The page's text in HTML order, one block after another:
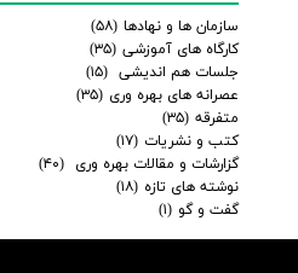
سازمان ها و نهادها (۵۸)
کارگاه های آموزشی (۳۵)
جلسات هم اندیشی (۱۵)
عصرانه های بهره وری (۳۵)
متفرقه (۳۵)
کتب و نشریات (۱۷)
گزارشات و مقالات بهره وری
(۴۰)
نوشته های تازه (۱۸)
گفت و گو (۱)